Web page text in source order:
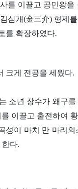
를 이끌고 공민왕
삼개(金三介) 형제
를 확장하였다.
크게 전공을 세웠다.
소년 장수가 왜구
이끌고 출전하여
이 마치 만 마리
한다.